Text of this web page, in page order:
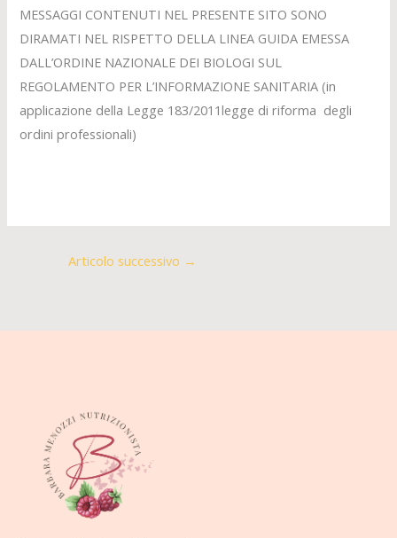
MESSAGGI CONTENUTI NEL PRESENTE SITO SONO
DIRAMATI NEL RISPETTO DELLA LINEA GUIDA EMESSA
DALL’ORDINE NAZIONALE DEI BIOLOGI SUL
REGOLAMENTO PER L’INFORMAZIONE SANITARIA (in
applicazione della Legge 183/2011legge di riforma degli
ordini professionali)
Articolo successivo →